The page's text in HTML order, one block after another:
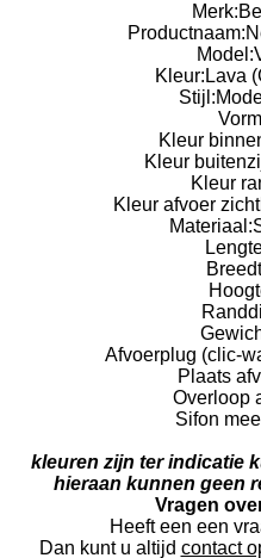
Merk:
Productnaam:
Model:
Kleur: Lava
Stijl:
Kleur
Kleur
Kleur
Kleur afvoer
Materiaal:
Afvoerplug (clic-
Plaats
Overloop
Sifon
kleuren zijn ter indicatie
hieraan kunnen geen
Vragen
Heeft een een
Dan kunt u altijd contact